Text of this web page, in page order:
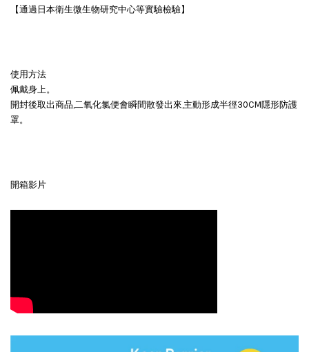
【通過日本衛生微生物研究中心等實驗檢驗】
使用方法
佩戴身上。
開封後取出商品,二氧化氯便會瞬間散發出來,主動形成半徑30CM隱形防護
罩。
開箱影片